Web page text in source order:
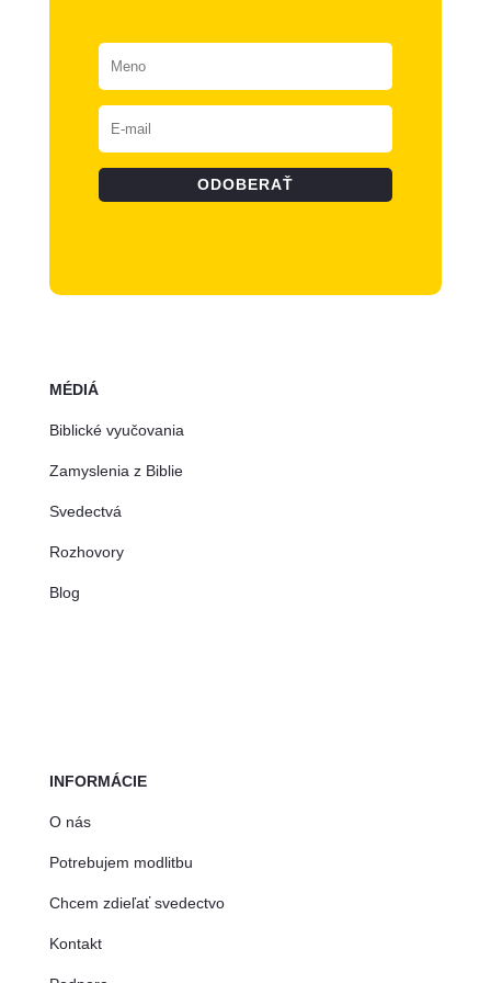
ODOBERAŤ
MÉDIÁ
Biblické vyučovania
Zamyslenia z Biblie
Svedectvá
Rozhovory
Blog
INFORMÁCIE
O nás
Potrebujem modlitbu
Chcem zdieľať svedectvo
Kontakt